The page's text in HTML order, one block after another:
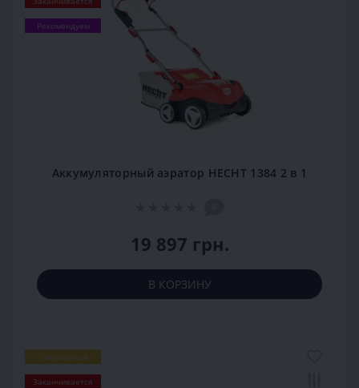
Рекомендуем
Аккумуляторный аэратор HECHT 1384 2 в 1
19 897 грн.
В КОРЗИНУ
Популярный
Заканчивается